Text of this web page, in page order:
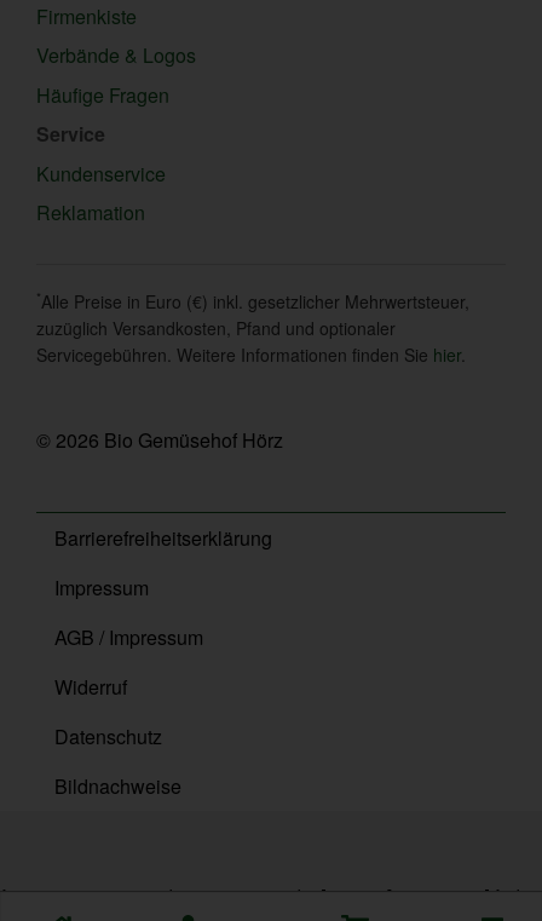
Firmenkiste
Verbände & Logos
Häufige Fragen
Service
Kundenservice
Reklamation
*Alle Preise in Euro (€) inkl. gesetzlicher Mehrwertsteuer,
zuzüglich Versandkosten, Pfand und optionaler
Servicegebühren. Weitere Informationen finden Sie hier
© 2026 Bio Gemüsehof Hörz
Barrierefreiheitserklärung
Impressum
AGB / Impressum
Widerruf
Datenschutz
Bildnachweise
{ content_type: 'product', content_ids: ['10581'], contents: [ { id: